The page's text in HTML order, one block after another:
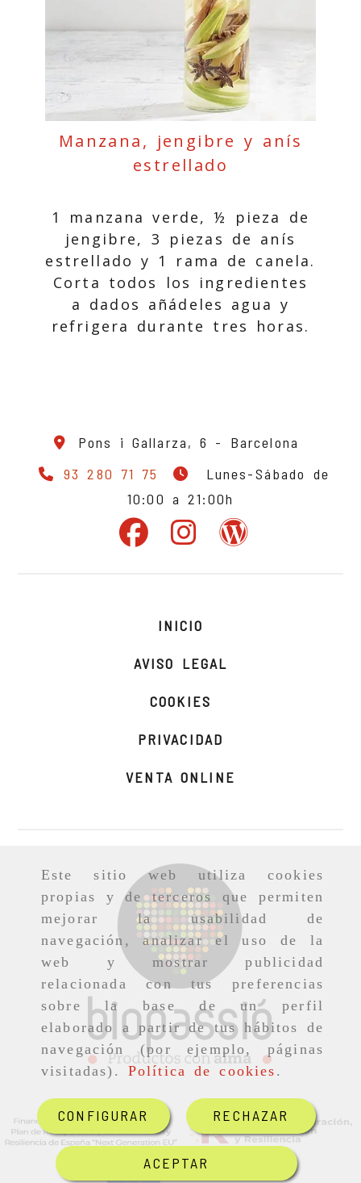
Este sitio web utiliza cookies
propias y de terceros que permiten
mejorar la usabilidad de
navegación, analizar el uso de la
web y mostrar publicidad
relacionada con tus preferencias
sobre la base de un perfil
elaborado a partir de tus hábitos de
navegación (por ejemplo, páginas
visitadas). Política de cookies .
CONFIGURAR RECHAZAR
ACEPTAR
Manzana, jengibre y anís
estrellado
1 manzana verde, ½ pieza de
jengibre, 3 piezas de anís
estrellado y 1 rama de canela.
Corta todos los ingredientes
a dados añádeles agua y
refrigera durante tres horas.
Pons i Gallarza, 6 - Barcelona
93 280 71 75
Lunes-Sábado de
10:00 a 21:00h
INICIO
AVISO LEGAL
COOKIES
PRIVACIDAD
VENTA ONLINE